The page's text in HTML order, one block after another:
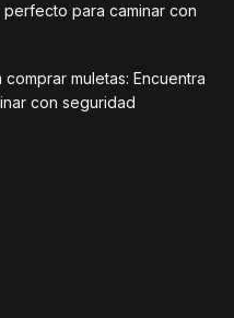
para caminar con
comprar muletas: Encuentra
con seguridad